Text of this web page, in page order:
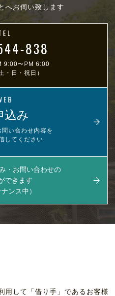
へお伺い致します
838
9:00〜PM 6:00
・日・祝日）
込み
い合わせ内容を
してください
・お問い合わせの
できます
ナンス中）
用して「借り手」であるお客様